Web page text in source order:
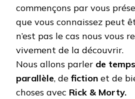
commençons par vous
que vous connaissez peut
n’est pas le cas nous vous
vivement de la découvrir.
Nous allons parler de
parallèle, de fiction et de
choses avec Rick & Morty.